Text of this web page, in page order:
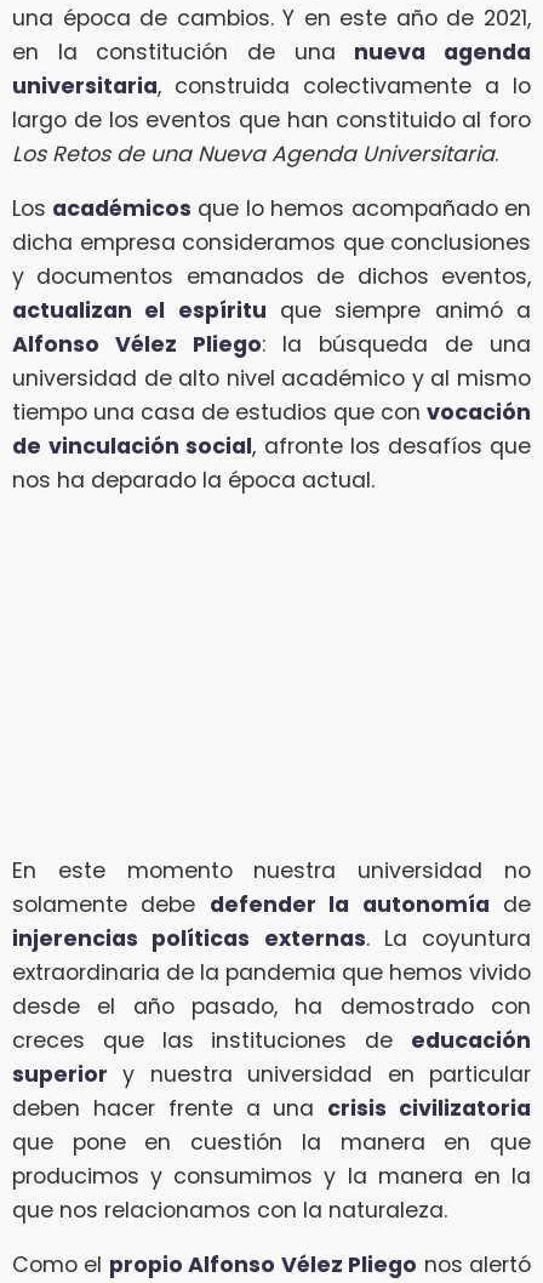
una época de cambios. Y en este año de 2021,
en la constitución de una nueva agenda
universitaria, construida colectivamente a lo
largo de los eventos que han constituido al foro
Los Retos de una Nueva Agenda Universitaria.
Los académicos que lo hemos acompañado en
dicha empresa consideramos que conclusiones
y documentos emanados de dichos eventos,
actualizan el espíritu que siempre animó a
Alfonso Vélez Pliego: la búsqueda de una
universidad de alto nivel académico y al mismo
tiempo una casa de estudios que con vocación
de vinculación social, afronte los desafíos que
nos ha deparado la época actual.
En este momento nuestra universidad no
solamente debe defender la autonomía de
injerencias políticas externas. La coyuntura
extraordinaria de la pandemia que hemos vivido
desde el año pasado, ha demostrado con
creces que las instituciones de educación
superior y nuestra universidad en particular
deben hacer frente a una crisis civilizatoria
que pone en cuestión la manera en que
producimos y consumimos y la manera en la
que nos relacionamos con la naturaleza.
Como el propio Alfonso Vélez Pliego nos alertó